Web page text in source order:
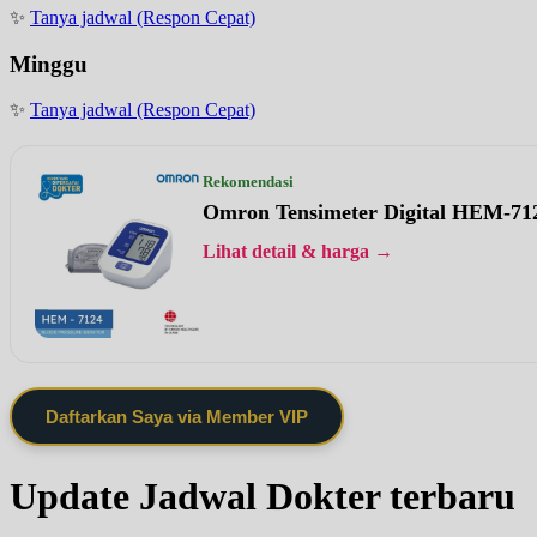
✨ Tanya jadwal (Respon Cepat)
Minggu
✨ Tanya jadwal (Respon Cepat)
Rekomendasi
Omron Tensimeter Digital HEM-
Lihat detail & harga →
Daftarkan Saya via Member VIP
Update Jadwal Dokter terbaru